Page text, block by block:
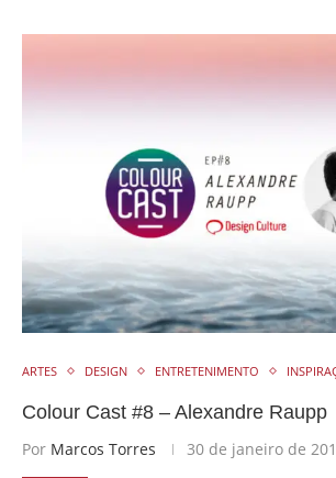
ARTES DESIGN ENTRETENIMENTO
Colour Cast #8 – Alexandre Raupp
Por Marcos Torres 30 de janeiro de